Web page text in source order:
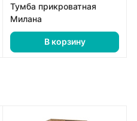
Тумба прикроватная
Милана
В корзину